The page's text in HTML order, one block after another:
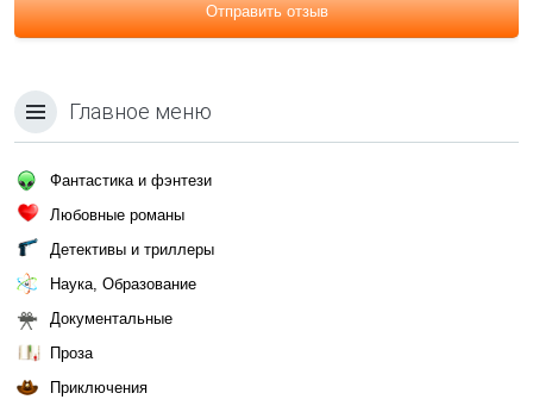
Отправить отзыв
Главное меню
Фантастика и фэнтези
Любовные романы
Детективы и триллеры
Наука, Образование
Документальные
Проза
Приключения